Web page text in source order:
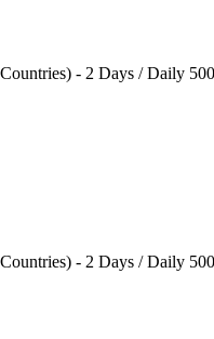
- 2 Days / Daily
- 2 Days / Daily